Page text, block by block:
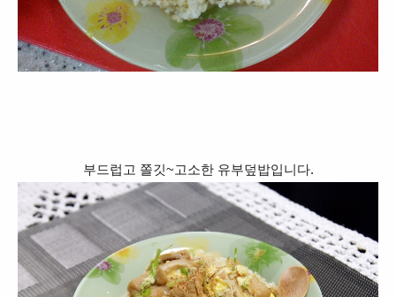
부드럽고 쫄깃~고소한 유부덮밥입니다.